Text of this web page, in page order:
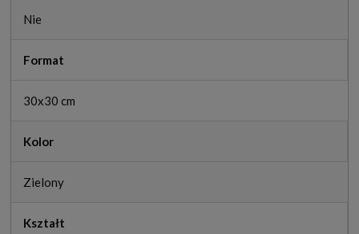
Nie
Format
30x30 cm
Kolor
Zielony
Kształt